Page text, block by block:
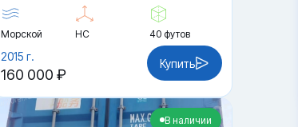
Морской HC 40 футов
2015 г.
160 000 ₽
Купить
В наличии